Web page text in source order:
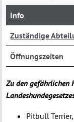
Info
Zuständige
Öffnungszeiten
Zu den gefährlichen
Pitbull Terrier,